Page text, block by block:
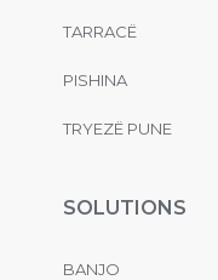
TARRACË
PISHINA
TRYEZË PUNE
SOLUTIONS
BANJO